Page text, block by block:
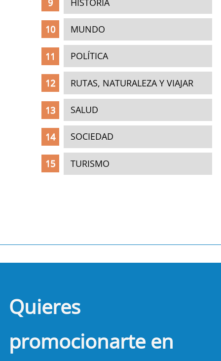
MUNDO
POLÍTICA
RUTAS, NATURALEZA Y VIAJAR
SALUD
SOCIEDAD
TURISMO
Quieres
promocionarte en